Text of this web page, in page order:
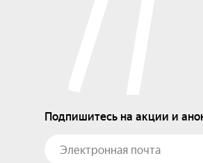
Подпишитесь на акции и